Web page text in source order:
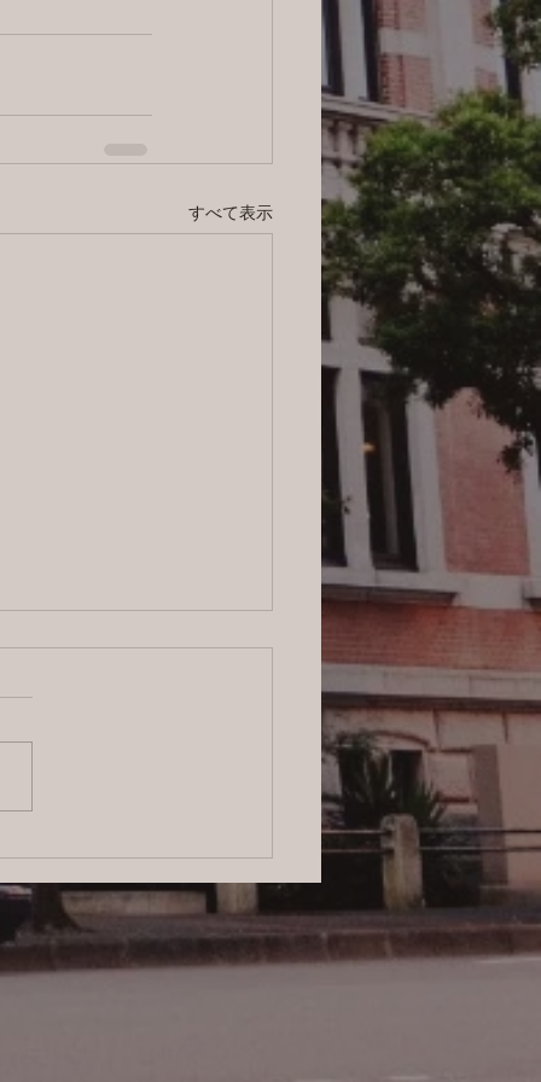
すべて表示
頼と安心をお届けする
プロフェッショナル